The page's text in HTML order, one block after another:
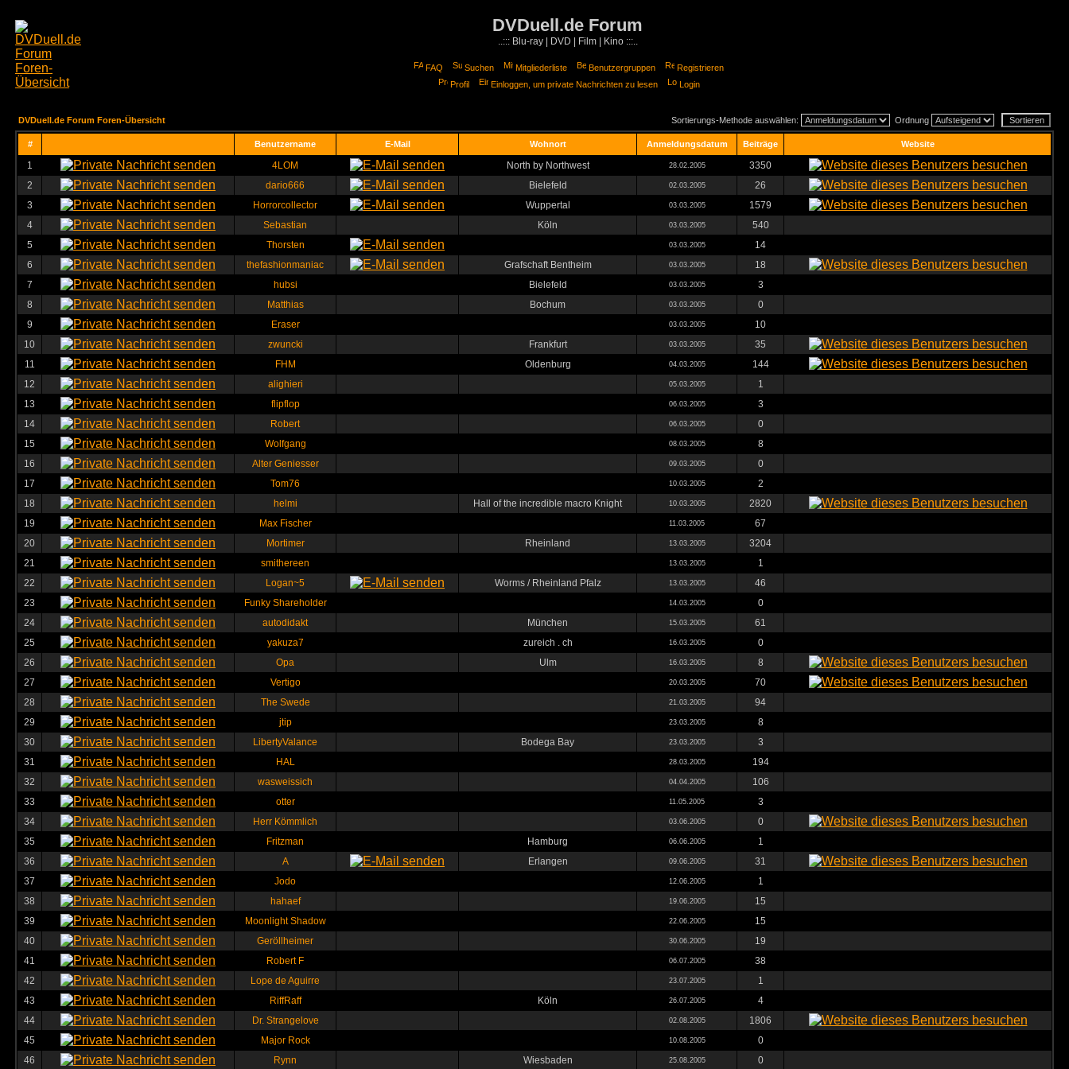
DVDuell.de Forum
..::: Blu-ray | DVD | Film | Kino :::..
FAQ Suchen Mitgliederliste Benutzergruppen
Registrieren
Profil
Einloggen, um private Nachrichten zu lesen Login
DVDuell.de Forum Foren-Übersicht Sortierungs-Methode auswählen: Ordnung
# Benutzername E-Mail Wohnort Anmeldungsdatum Beiträge Website
1 4LOM North by Northwest 28.02.2005
3350
2
dario666 Bielefeld 02.03.2005
26
3
Horrorcollector Wuppertal 03.03.2005
1579
4
Sebastian Köln 03.03.2005
540
5
Thorsten 03.03.2005
14
6
thefashionmaniac Grafschaft Bentheim 03.03.2005
18
7
hubsi Bielefeld 03.03.2005
3
8
Matthias Bochum 03.03.2005
0
9
Eraser 03.03.2005
10
10
zwuncki Frankfurt 03.03.2005
35
11
FHM Oldenburg 04.03.2005
144
12
alighieri 05.03.2005
1
13
flipflop 06.03.2005
3
14
Robert 06.03.2005
0
15
Wolfgang 08.03.2005
8
16
Alter Geniesser 09.03.2005
0
17
Tom76 10.03.2005
2
18
helmi Hall of the incredible macro Knight 10.03.2005
2820
19
Max Fischer 11.03.2005
67
20
Mortimer Rheinland 13.03.2005
3204
21
smithereen 13.03.2005
1
22
Logan~5 Worms / Rheinland Pfalz 13.03.2005
46
23
Funky Shareholder 14.03.2005
0
24
autodidakt München 15.03.2005
61
25
yakuza7 zureich . ch 16.03.2005
0
26
Opa Ulm 16.03.2005
8
27
Vertigo 20.03.2005
70
28
The Swede 21.03.2005
94
29
jtip 23.03.2005
8
30
LibertyValance Bodega Bay 23.03.2005
3
31
HAL 28.03.2005
194
32
wasweissich 04.04.2005
106
33
otter 11.05.2005
3
34
Herr Kömmlich 03.06.2005
0
35
Fritzman Hamburg 06.06.2005
1
36
A Erlangen 09.06.2005
31
37
Jodo 12.06.2005
1
38
hahaef 19.06.2005
15
39
Moonlight Shadow 22.06.2005
15
40
Geröllheimer 30.06.2005
19
41
Robert F 06.07.2005
38
42
Lope de Aguirre 23.07.2005
1
43
RiffRaff Köln 26.07.2005
4
44
Dr. Strangelove 02.08.2005
1806
45
Major Rock 10.08.2005
0
46
Rynn Wiesbaden 25.08.2005 0